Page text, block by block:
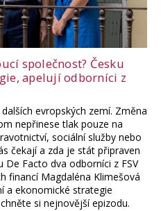
společnost? Česku
apelují odborníci z
evropských zemí. Změna
nepřinese tlak pouze na
sociální služby nebo
čekají a zda je stát připraven
Facto dva odborníci z FSV
financí Magdaléna Klimešová
a ekonomické strategie
si nejnovější epizodu.